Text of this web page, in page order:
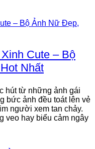
Cute – Bộ
Nhất
hút từ những ảnh gái
bức ảnh đều toát lên vẻ
người xem tan chảy.
veo hay biểu cảm ngây